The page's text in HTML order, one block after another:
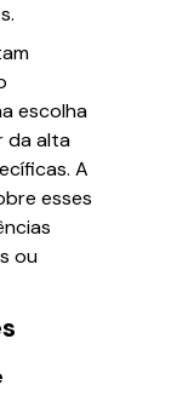
escolha
da alta
A
esses
ou